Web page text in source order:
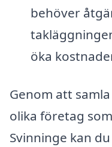
behöver
öka
Genom att
olika företag
Svinninge kan